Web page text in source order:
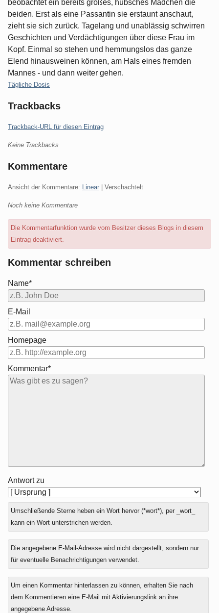
beobachtet ein bereits großes, hübsches Mädchen die
beiden. Erst als eine Passantin sie erstaunt anschaut,
zieht sie sich zurück. Tagelang und unablässig schwirren
Geschichten und Verdächtigungen über diese Frau im
Kopf. Einmal so stehen und hemmungslos das ganze
Elend hinausweinen können, am Hals eines fremden
Mannes - und dann weiter gehen.
Kategorien:
Tägliche Dosis
Trackbacks
Trackback-URL für diesen Eintrag
Keine Trackbacks
Kommentare
Ansicht der Kommentare: Linear | Verschachtelt
Noch keine Kommentare
Die Kommentarfunktion wurde vom Besitzer dieses Blogs in diesem
Eintrag deaktiviert.
Kommentar schreiben
Name*
E-Mail
Homepage
Kommentar*
Antwort zu
Umschließende Sterne heben ein Wort hervor (*wort*), per _wort_
kann ein Wort unterstrichen werden.
Die angegebene E-Mail-Adresse wird nicht dargestellt, sondern nur
für eventuelle Benachrichtigungen verwendet.
Um einen Kommentar hinterlassen zu können, erhalten Sie nach
dem Kommentieren eine E-Mail mit Aktivierungslink an ihre
angegebene Adresse.